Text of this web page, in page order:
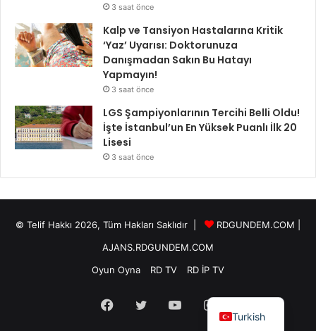
3 saat önce
Kalp ve Tansiyon Hastalarına Kritik
‘Yaz’ Uyarısı: Doktorunuza
Danışmadan Sakın Bu Hatayı
Yapmayın!
3 saat önce
LGS Şampiyonlarının Tercihi Belli Oldu!
İşte İstanbul’un En Yüksek Puanlı İlk 20
Lisesi
3 saat önce
© Telif Hakkı 2026, Tüm Hakları Saklıdır | RDGUNDEM.COM
AJANS.RDGUNDEM.COM
Oyun Oyna
RD TV RD İP TV
Facebook
TwitterYouTube
Turkish